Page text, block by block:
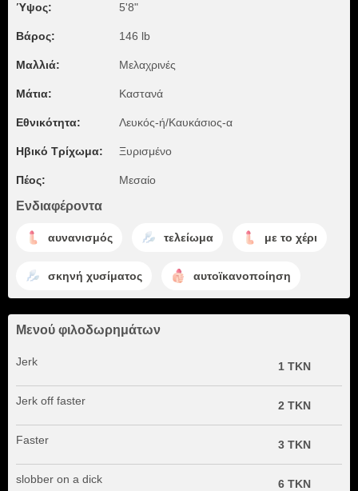
Ύψος: 5'8"
Βάρος: 146 lb
Μαλλιά: Μελαχρινές
Μάτια: Καστανά
Εθνικότητα: Λευκός-ή/Καυκάσιος-α
Ηβικό Τρίχωμα: Ξυρισμένο
Πέος: Μεσαίο
Ενδιαφέροντα
αυνανισμός τελείωμα με το χέρι
σκηνή χυσίματος αυτοϊκανοποίηση
Μενού φιλοδωρημάτων
Jerk 1 TKN
Jerk off faster 2 TKN
Faster 3 TKN
slobber on a dick 6 TKN